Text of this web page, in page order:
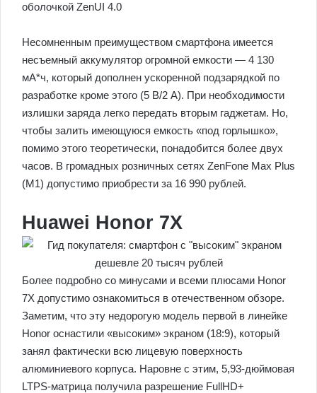
оболочкой ZenUI 4.0
Несомненным преимуществом смартфона имеется
несъемный аккумулятор огромной емкости — 4 130
мА*ч, который дополнен ускоренной подзарядкой по
разработке кроме этого (5 В/2 А). При необходимости
излишки заряда легко передать вторым гаджетам. Но,
чтобы залить имеющуюся емкость «под горлышко»,
помимо этого теоретически, понадобится более двух
часов. В громадных розничных сетях ZenFone Max Plus
(M1) допустимо приобрести за 16 990 рублей.
Huawei Honor 7X
Более подробно со минусами и всеми плюсами Honor
7Х допустимо ознакомиться в отечественном обзоре.
Заметим, что эту недорогую модель первой в линейке
Honor оснастили «высоким» экраном (18:9), который
занял фактически всю лицевую поверхность
алюминиевого корпуса. Наровне с этим, 5,93-дюймовая
LTPS-матрица получила разрешение FullHD+